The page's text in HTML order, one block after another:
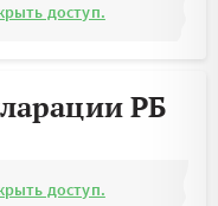
доступ.
РБ
доступ.